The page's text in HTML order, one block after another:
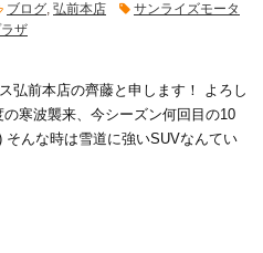
ブログ 弘前本店
サンライズモータ
ザ
弘前本店の齊藤と申します！ よろし
寒波襲来、今シーズン何回目の10
んな時は雪道に強いSUVなんてい